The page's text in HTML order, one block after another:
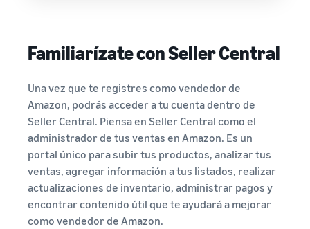
Familiarízate con Seller Central
Una vez que te registres como vendedor de
Amazon, podrás acceder a tu cuenta dentro de
Seller Central. Piensa en Seller Central como el
administrador de tus ventas en Amazon. Es un
portal único para subir tus productos, analizar tus
ventas, agregar información a tus listados, realizar
actualizaciones de inventario, administrar pagos y
encontrar contenido útil que te ayudará a mejorar
como vendedor de Amazon.